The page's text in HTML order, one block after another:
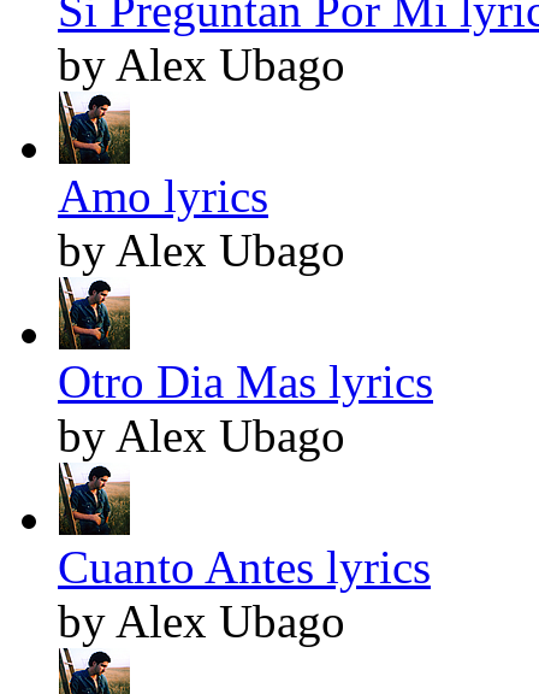
Si Preguntan Por Mi
by Alex Ubago
Amo lyrics
by Alex Ubago
Otro Dia Mas lyrics
by Alex Ubago
Cuanto Antes lyrics
by Alex Ubago